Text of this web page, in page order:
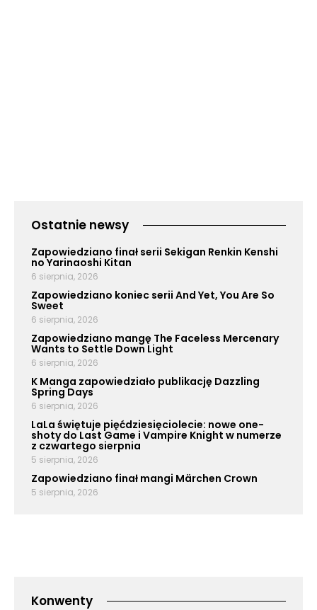
Ostatnie newsy
Zapowiedziano finał serii Sekigan Renkin Kenshi
no Yarinaoshi Kitan
6 sierpnia, 2026
Zapowiedziano koniec serii And Yet, You Are So
Sweet
6 sierpnia, 2026
Zapowiedziano mangę The Faceless Mercenary
Wants to Settle Down Light
6 sierpnia, 2026
K Manga zapowiedziało publikację Dazzling
Spring Days
6 sierpnia, 2026
LaLa świętuje pięćdziesięciolecie: nowe one-
shoty do Last Game i Vampire Knight w numerze
z czwartego sierpnia
5 sierpnia, 2026
Zapowiedziano finał mangi Märchen Crown
5 sierpnia, 2026
Konwenty